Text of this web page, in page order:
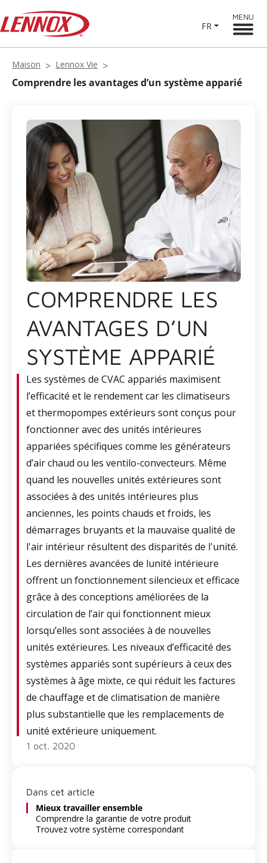
FR
MENU
Maison Lennox Vie
Comprendre les avantages d’un système apparié
COMPRENDRE LES
AVANTAGES D’UN
SYSTÈME APPARIÉ
Les systèmes de CVAC appariés maximisent
l’efficacité et le rendement car les climatiseurs
et thermopompes extérieurs sont conçus pour
fonctionner avec des unités intérieures
appariées spécifiques comme les générateurs
d’air chaud ou les ventilo-convecteurs. Même
quand les nouvelles unités extérieures sont
associées à des unités intérieures plus
anciennes, les points chauds et froids, les
démarrages bruyants et la mauvaise qualité de
l'air intérieur résultent des disparités de l'unité.
Les dernières avancées de lunité intérieure
offrent un fonctionnement silencieux et efficace
grâce à des conceptions améliorées de la
circulation de l’air qui fonctionnent mieux
lorsqu’elles sont associées à de nouvelles
unités extérieures. Les niveaux d’efficacité des
systèmes appariés sont supérieurs à ceux des
systèmes à âge mixte, ce qui réduit les factures
de chauffage et de climatisation de manière
plus substantielle que les remplacements de
unité extérieure uniquement.
1 oct. 2020
Dans cet article
Mieux travailler ensemble
Comprendre la garantie de votre produit
Trouvez votre système correspondant